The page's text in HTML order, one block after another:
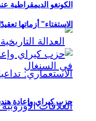
الكونغو
الاستفتاء” أزماتها
حزب كيراي وإعادة